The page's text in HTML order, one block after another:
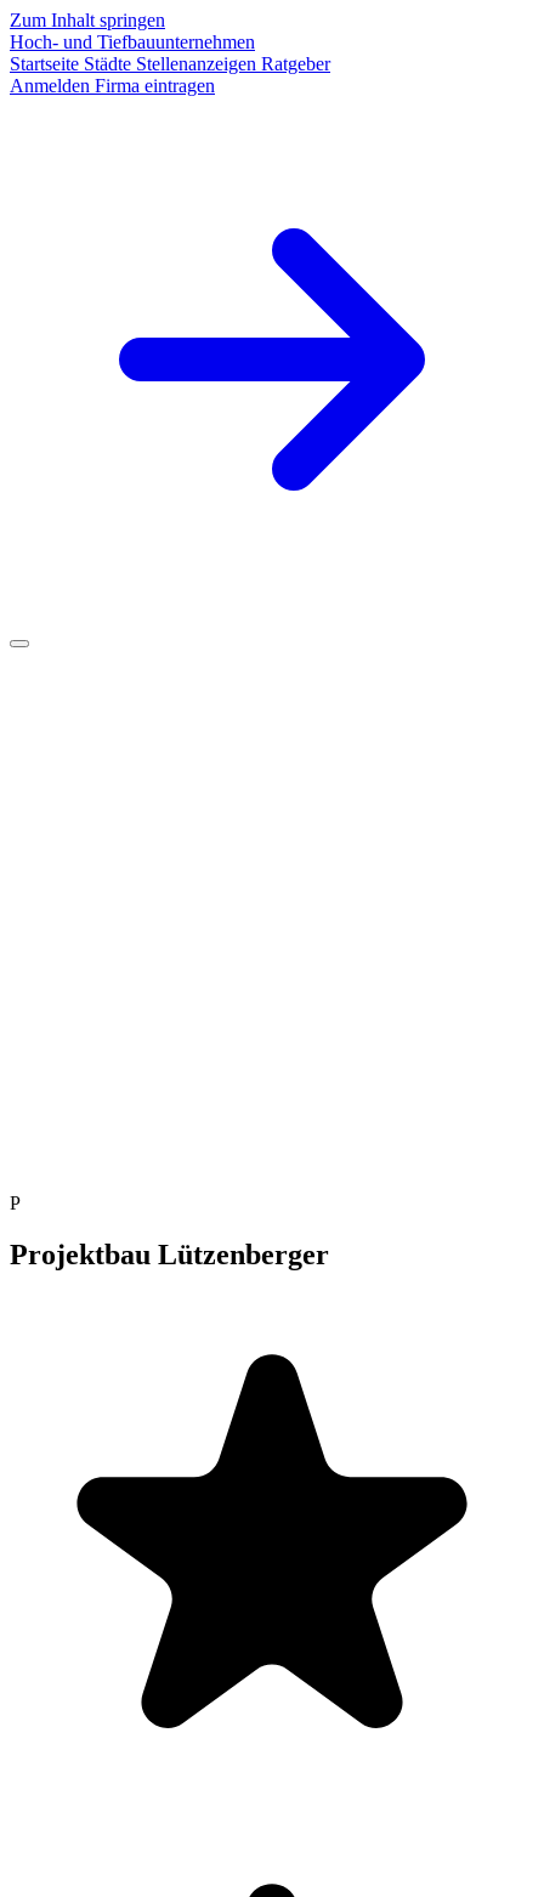
Zum Inhalt springen
Hoch- und Tiefbauunternehmen
Startseite Städte Stellenanzeigen Ratgeber
Anmelden Firma eintragen
P
Projektbau Lützenberger